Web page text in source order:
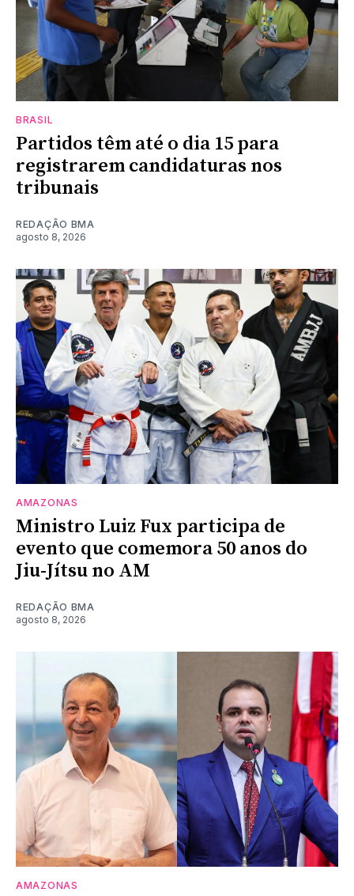
BRASIL
Partidos têm até o dia 15 para
registrarem candidaturas nos
tribunais
REDAÇÃO BMA
agosto 8, 2026
AMAZONAS
Ministro Luiz Fux participa de
evento que comemora 50 anos do
Jiu-Jítsu no AM
REDAÇÃO BMA
agosto 8, 2026
AMAZONAS